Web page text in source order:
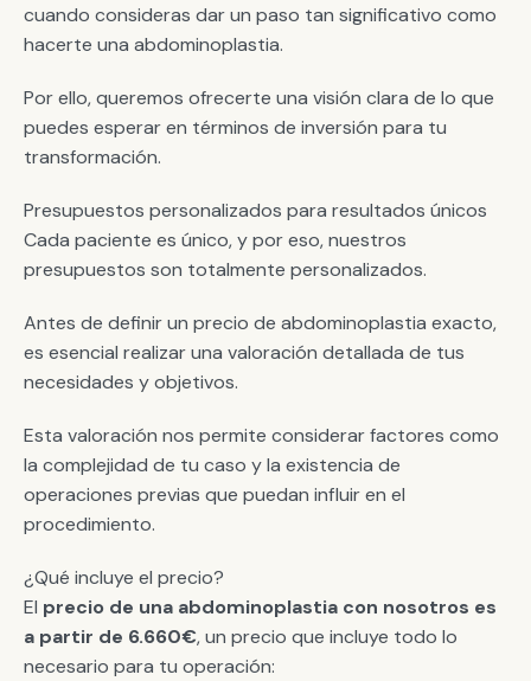
cuando consideras dar un paso tan significativo como
hacerte una abdominoplastia.
Por ello, queremos ofrecerte una visión clara de lo que
puedes esperar en términos de inversión para tu
transformación.
Presupuestos personalizados para resultados únicos
Cada paciente es único, y por eso, nuestros
presupuestos son totalmente personalizados.
Antes de definir un precio de abdominoplastia exacto,
es esencial realizar una valoración detallada de tus
necesidades y objetivos.
Esta valoración nos permite considerar factores como
la complejidad de tu caso y la existencia de
operaciones previas que puedan influir en el
procedimiento.
¿Qué incluye el precio?
El precio de una abdominoplastia con nosotros es
a partir de 6.660€, un precio que incluye todo lo
necesario para tu operación: